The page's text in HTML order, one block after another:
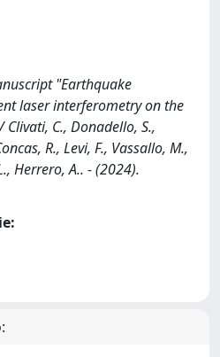
"Earthquake
laser interferometry on the
C., Donadello, S.,
R., Levi, F., Vassallo, M.,
Herrero, A.. - (2024).